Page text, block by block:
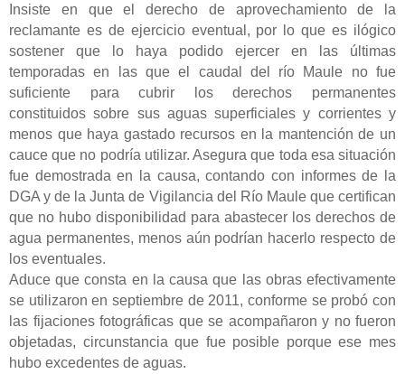
Insiste en que el derecho de aprovechamiento de la
reclamante es de ejercicio eventual, por lo que es ilógico
sostener que lo haya podido ejercer en las últimas
temporadas en las que el caudal del río Maule no fue
suficiente para cubrir los derechos permanentes
constituidos sobre sus aguas superficiales y corrientes y
menos que haya gastado recursos en la mantención de un
cauce que no podría utilizar. Asegura que toda esa situación
fue demostrada en la causa, contando con informes de la
DGA y de la Junta de Vigilancia del Río Maule que certifican
que no hubo disponibilidad para abastecer los derechos de
agua permanentes, menos aún podrían hacerlo respecto de
los eventuales.
Aduce que consta en la causa que las obras efectivamente
se utilizaron en septiembre de 2011, conforme se probó con
las fijaciones fotográficas que se acompañaron y no fueron
objetadas, circunstancia que fue posible porque ese mes
hubo excedentes de aguas.